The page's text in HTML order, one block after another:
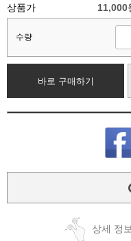
상품가 11,000
수량
바로 구매하기
상세 정